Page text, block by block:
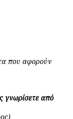
που αφορούν
γνωρίσετε από